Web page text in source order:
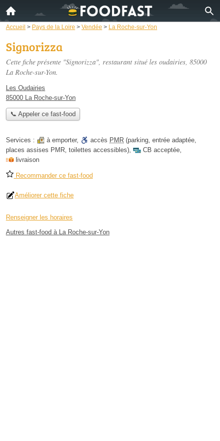
Accueil > Pays de la Loire > Vendée > La Roche-sur-Yon
Signorizza
Cette fiche présente "Signorizza", restaurant situé les oudairies, 85000
La Roche-sur-Yon.
Les Oudairies
85000 La Roche-sur-Yon
📞 Appeler ce fast-food
Services : à emporter, accès PMR (parking, entrée adaptée,
places assises PMR, toilettes accessibles), CB acceptée,
livraison
Recommander ce fast-food
Améliorer cette fiche
Renseigner les horaires
Autres fast-food à La Roche-sur-Yon